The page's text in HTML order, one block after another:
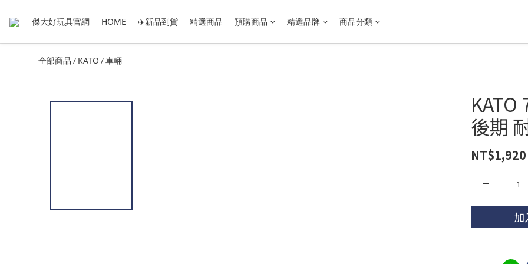
傑大好玩具官網 HOME ✈️新品到貨 精選商品 預購商品 精選品牌 商品分類
全部商品 / KATO /車輛
KATO
後期
NT$1,920
加